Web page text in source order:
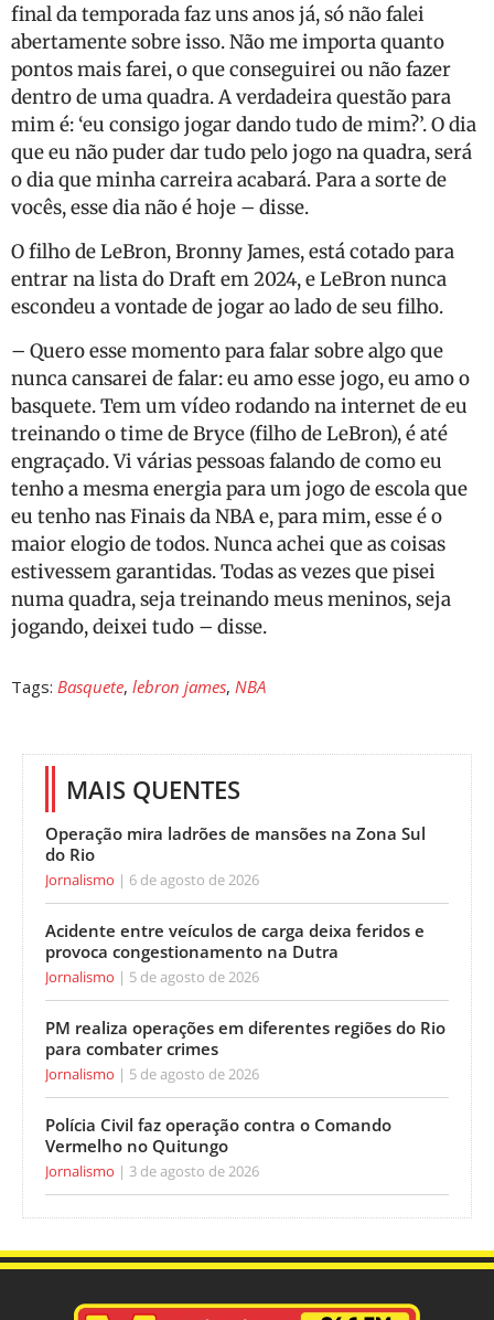
final da temporada faz uns anos já, só não falei
abertamente sobre isso. Não me importa quanto
pontos mais farei, o que conseguirei ou não fazer
dentro de uma quadra. A verdadeira questão para
mim é: ‘eu consigo jogar dando tudo de mim?’. O dia
que eu não puder dar tudo pelo jogo na quadra, será
o dia que minha carreira acabará. Para a sorte de
vocês, esse dia não é hoje – disse.
O filho de LeBron, Bronny James, está cotado para
entrar na lista do Draft em 2024, e LeBron nunca
escondeu a vontade de jogar ao lado de seu filho.
– Quero esse momento para falar sobre algo que
nunca cansarei de falar: eu amo esse jogo, eu amo o
basquete. Tem um vídeo rodando na internet de eu
treinando o time de Bryce (filho de LeBron), é até
engraçado. Vi várias pessoas falando de como eu
tenho a mesma energia para um jogo de escola que
eu tenho nas Finais da NBA e, para mim, esse é o
maior elogio de todos. Nunca achei que as coisas
estivessem garantidas. Todas as vezes que pisei
numa quadra, seja treinando meus meninos, seja
jogando, deixei tudo – disse.
Tags: Basquete, lebron james, NBA
MAIS QUENTES
Operação mira ladrões de mansões na Zona Sul
do Rio
Jornalismo 6 de agosto de 2026
Acidente entre veículos de carga deixa feridos e
provoca congestionamento na Dutra
Jornalismo 5 de agosto de 2026
PM realiza operações em diferentes regiões do Rio
para combater crimes
Jornalismo 5 de agosto de 2026
Polícia Civil faz operação contra o Comando
Vermelho no Quitungo
Jornalismo 3 de agosto de 2026